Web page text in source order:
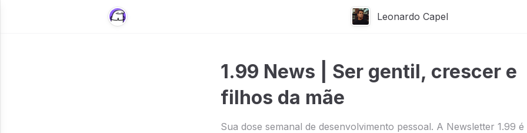
Leonardo Capel
1.99 News | Ser gentil, crescer e
filhos da mãe
Sua dose semanal de desenvolvimento pessoal. A Newsletter 1.99 é